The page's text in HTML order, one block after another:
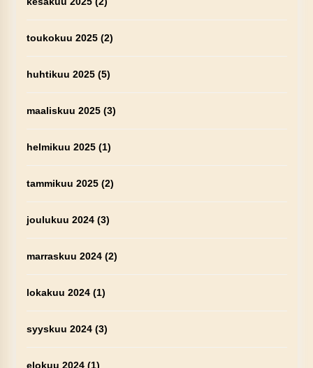
toukokuu 2025(2)
huhtikuu 2025(5)
maaliskuu 2025(3)
helmikuu 2025(1)
tammikuu 2025(2)
joulukuu 2024(3)
marraskuu 2024(2)
lokakuu 2024(1)
syyskuu 2024(3)
elokuu 2024(1)